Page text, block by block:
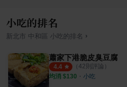
小吃的排名
新北市 中和區 小吃 的排名 ›
蕭家下港脆皮臭豆腐
4.4 （ 42則評論）
均消 $130 ・ 小吃